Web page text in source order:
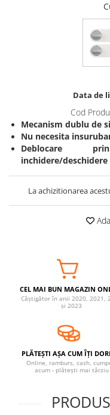
Carucioare si scaune
Tarcuri copii / bebelusi
Ingrijire bebe si mama
Accesorii bebelusi /
Perne si saltele bebelusi
Diversificare bebelusi
Baia bebelusului
Maternitate
Jucarii copii si jocuri
Covorase ortopedice
Cuburi magnetice
Rechizite scolare
LEGO
Stikere decorative si
Stickere decorative
Covorase de joaca
Siguranta animale
Data de
Cod
Mecanism dublu de
Nu necesita
Deblocare
inchidere/deschidere
La achizitionarea
CEL MAI BUN MAGAZIN
Câștigător în anii 2020, 2021,
și 2023
PLĂTEȘTI AȘA CUM ÎȚI
Online, ramburs, cash,
acum - plătești mai târziu